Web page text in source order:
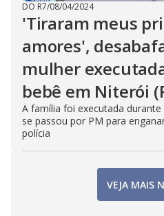
DO R7/08/04/2024
'Tiraram meus
amores',
mulher
bebê em Niterói
A família foi executada
se passou por PM para
polícia
VEJA MAIS